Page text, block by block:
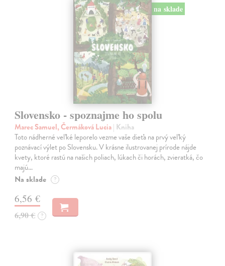
na sklade
Slovensko - spoznajme ho spolu
Marec Samuel, Čermáková Lucia| Kniha
Toto nádherné veľké leporelo vezme vaše dieťa na prvý veľký
poznávací výlet po Slovensku. V krásne ilustrovanej prírode nájde
kvety, ktoré rastú na našich poliach, lúkach či horách, zvieratká, čo
majú…
Na sklade ?
6,56 €
6,90 € ?